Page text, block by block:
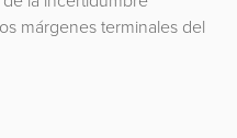
márgenes terminales del